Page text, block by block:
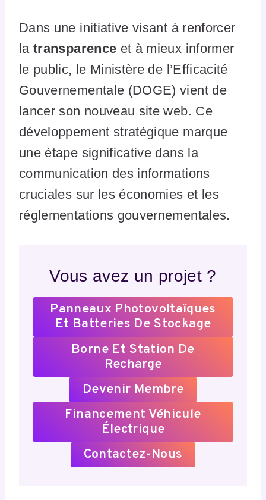
Dans une initiative visant à renforcer
latransparence et à mieux informer
le public, le Ministère de l’Efficacité
Gouvernementale (DOGE) vient de
lancer son nouveau site web. Ce
développement stratégique marque
une étape significative dans la
communication des informations
cruciales sur les économies et les
réglementations gouvernementales.
Vous avez un projet ?
Panneaux Photovoltaïques
Et Batteries De Stockage
Borne Et Station De
Recharge
Devenir Membre
Financement Véhicule
Électrique
Contactez-Nous